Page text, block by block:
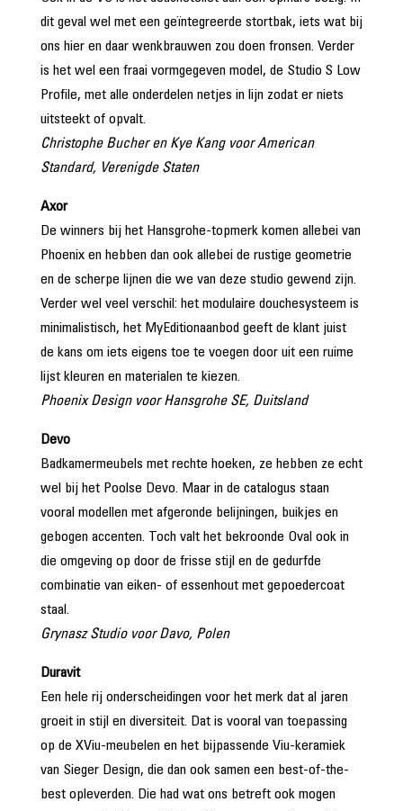
dit geval wel met een geïntegreerde stortbak, iets wat bij
ons hier en daar wenkbrauwen zou doen fronsen. Verder
is het wel een fraai vormgegeven model, de Studio S Low
Profile, met alle onderdelen netjes in lijn zodat er niets
uitsteekt of opvalt.
Christophe Bucher en Kye Kang voor American
Standard, Verenigde Staten
Axor
De winners bij het Hansgrohe-topmerk komen allebei van
Phoenix en hebben dan ook allebei de rustige geometrie
en de scherpe lijnen die we van deze studio gewend zijn.
Verder wel veel verschil: het modulaire douchesysteem is
minimalistisch, het MyEdition­aanbod geeft de klant juist
de kans om iets eigens toe te voegen door uit een ruime
lijst kleuren en materialen te kiezen.
Phoenix Design voor Hansgrohe SE, Duitsland
Devo
Badkamermeubels met rechte hoeken, ze hebben ze echt
wel bij het Poolse Devo. Maar in de catalogus staan
vooral modellen met afgeronde belijningen, buikjes en
gebogen accenten. Toch valt het bekroonde Oval ook in
die omgeving op door de frisse stijl en de gedurfde
combinatie van eiken- of essenhout met gepoedercoat
staal.
Grynasz Studio voor Davo, Polen
Duravit
Een hele rij onderscheidingen voor het merk dat al ­jaren
groeit in stijl en diversiteit. Dat is vooral van toepassing
op de XViu-meubelen en het bijpassende Viu-keramiek
van Sieger Design, die dan ook samen een best-of-the-
best opleverden. Die had wat ons betreft ook mogen